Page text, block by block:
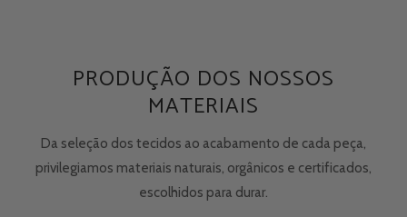
PRODUÇÃO DOS NOSSOS
MATERIAIS
Da seleção dos tecidos ao acabamento de cada peça,
privilegiamos materiais naturais, orgânicos e certificados,
escolhidos para durar.